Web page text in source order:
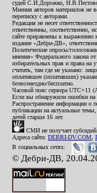
судей С.И.Дорожко,
Мнения авторов материалов не
переписку с авторами.
Редакция не несет
ответственны, соответственно,
сайте приравнены к выражению
издание «Дебри-ДВ»,
Политические опросы/
мнения» Федерального закона
избирательных прав и права на
считать, там где не указано:
оплатившее (оплативших)
безвозмездно/бесплатно.
Часовой пояс сервера UTC+11
Если вы обнаружили ошибки на
Распространение информации о
публикации на актуальные
детей старше 16 лет.
СМИ не получает субсидий.
Адреса сайта: DEBRI-DV.COM
В социальных сетях:
© Дебри-ДВ,